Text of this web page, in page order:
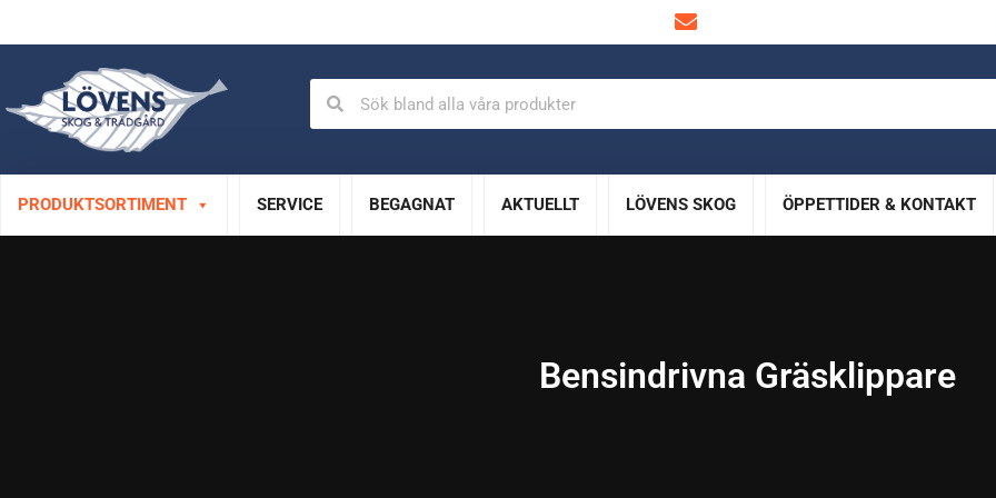
PRODUKTSORTIMENT SERVICE BEGAGNAT AKTUELLT LÖVENS SKOG ÖPPETTIDER & KONTAKT
Bensindrivna Gräsklippare